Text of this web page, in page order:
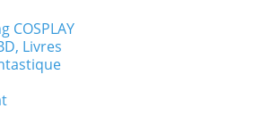
COSPLAY
Livres